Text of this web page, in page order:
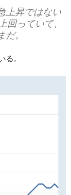
上昇ではない
回っていて、
。
。